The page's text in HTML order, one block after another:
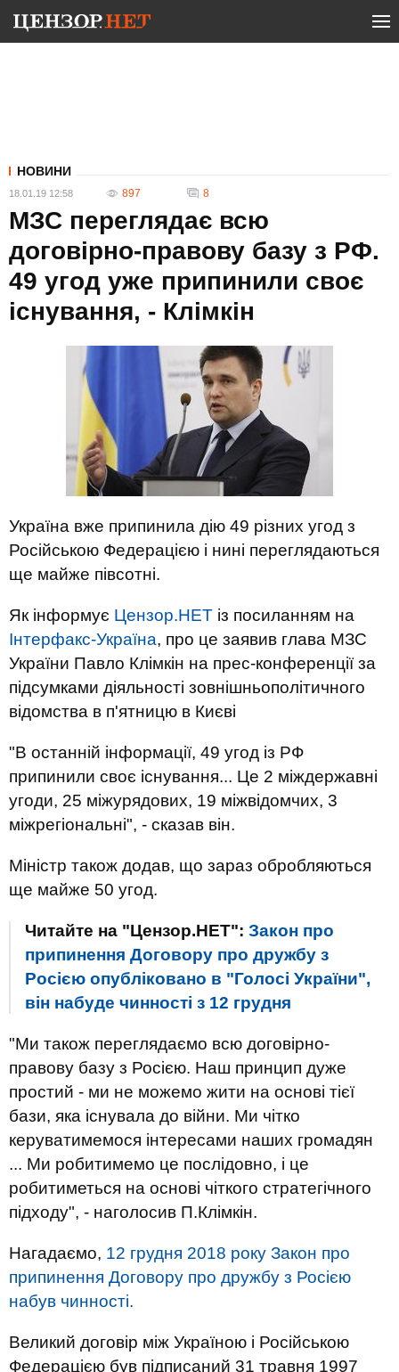
НОВИНИ
18.01.19 12:58 897 8
МЗС переглядає всю
договірно-правову базу з РФ.
49 угод уже припинили своє
існування, - Клімкін
Україна вже припинила дію 49 різних угод з
Російською Федерацією і нині переглядаються
ще майже півсотні.
Як інформує Цензор.НЕТ із посиланням на
Інтерфакс-Україна, про це заявив глава МЗС
України Павло Клімкін на прес-конференції за
підсумками діяльності зовнішньополітичного
відомства в п'ятницю в Києві
"В останній інформації, 49 угод із РФ
припинили своє існування... Це 2 міждержавні
угоди, 25 міжурядових, 19 міжвідомчих, 3
міжрегіональні", - сказав він.
Міністр також додав, що зараз обробляються
ще майже 50 угод.
Читайте на "Цензор.НЕТ": Закон про
припинення Договору про дружбу з
Росією опубліковано в "Голосі України",
він набуде чинності з 12 грудня
"Ми також переглядаємо всю договірно-
правову базу з Росією. Наш принцип дуже
простий - ми не можемо жити на основі тієї
бази, яка існувала до війни. Ми чітко
керуватимемося інтересами наших громадян
... Ми робитимемо це послідовно, і це
робитиметься на основі чіткого стратегічного
підходу", - наголосив П.Клімкін.
Нагадаємо, 12 грудня 2018 року Закон про
припинення Договору про дружбу з Росією
набув чинності.
Великий договір між Україною і Російською
Федерацією був підписаний 31 травня 1997